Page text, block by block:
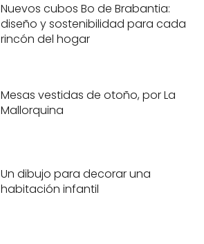
Nuevos cubos Bo de Brabantia:
diseño y sostenibilidad para cada
rincón del hogar
Mesas vestidas de otoño, por La
Mallorquina
Un dibujo para decorar una
habitación infantil